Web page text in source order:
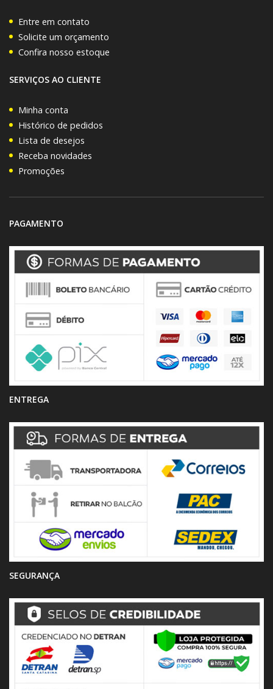
Entre em contato
Solicite um orçamento
Confira nosso estoque
SERVIÇOS AO CLIENTE
Minha conta
Histórico de pedidos
Lista de desejos
Receba novidades
Promoções
PAGAMENTO
ENTREGA
SEGURANÇA